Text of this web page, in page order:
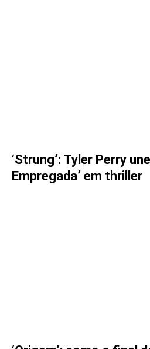
‘Strung’: Tyler Perry
Empregada’ em thriller